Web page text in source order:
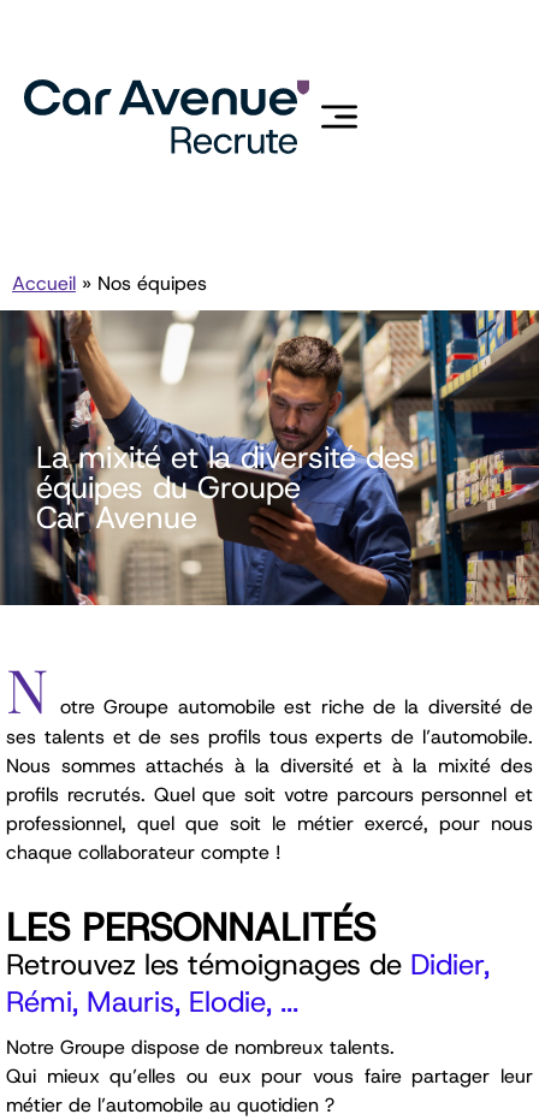
Accueil » Nos équipes
La mixité et la diversité des
équipes du Groupe
Car Avenue
N otre Groupe automobile est riche de la diversité de
ses talents et de ses profils tous experts de l’automobile.
Nous sommes attachés à la diversité et à la mixité des
profils recrutés. Quel que soit votre parcours personnel et
professionnel, quel que soit le métier exercé, pour nous
chaque collaborateur compte !
LES PERSONNALITÉS
Retrouvez les témoignages de Didier,
Rémi, Mauris, Elodie, ...
Notre Groupe dispose de nombreux talents.
Qui mieux qu’elles ou eux pour vous faire partager leur
métier de l’automobile au quotidien ?